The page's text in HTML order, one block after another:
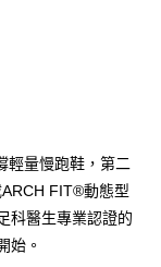
用無須另外申請。
跳轉到大哥付的交易
日，確認付款後即完
認頁面所載為準。
過，訂單將自動取
分期系統評分，恕無
結算日後寄送繳費提
輕量慢跑鞋，第二
FIT®動態型
科醫生專業認證的
始。